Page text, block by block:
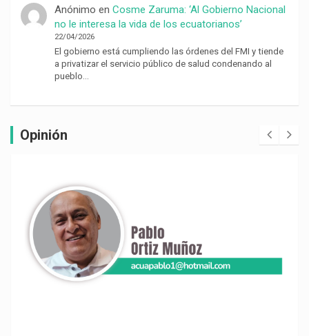
Anónimo en Cosme Zaruma: ‘Al Gobierno Nacional
no le interesa la vida de los ecuatorianos’
22/04/2026
El gobierno está cumpliendo las órdenes del FMI y tiende
a privatizar el servicio público de salud condenando al
pueblo…
Opinión